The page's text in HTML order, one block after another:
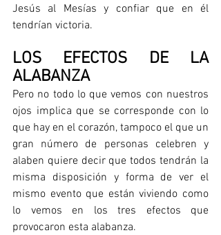
Jesús al Mesías y confiar que en él
tendrían victoria.
LOS EFECTOS DE LA
ALABANZA
Pero no todo lo que vemos con nuestros
ojos implica que se corresponde con lo
que hay en el corazón, tampoco el que un
gran número de personas celebren y
alaben quiere decir que todos tendrán la
misma disposición y forma de ver el
mismo evento que están viviendo como
lo vemos en los tres efectos que
provocaron esta alabanza.